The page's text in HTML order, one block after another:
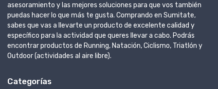
asesoramiento y las mejores soluciones para que vos también
puedas hacer lo que más te gusta. Comprando en Sumitate,
sabes que vas a llevarte un producto de excelente calidad y
específico para la actividad que queres llevar a cabo. Podrás
encontrar productos de Running, Natación, Ciclismo, Triatlón y
Outdoor (actividades al aire libre).
Categorías